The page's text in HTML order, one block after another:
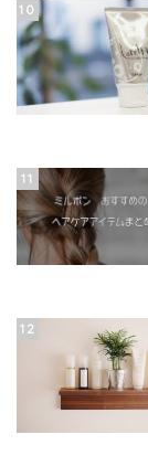
10
11
12